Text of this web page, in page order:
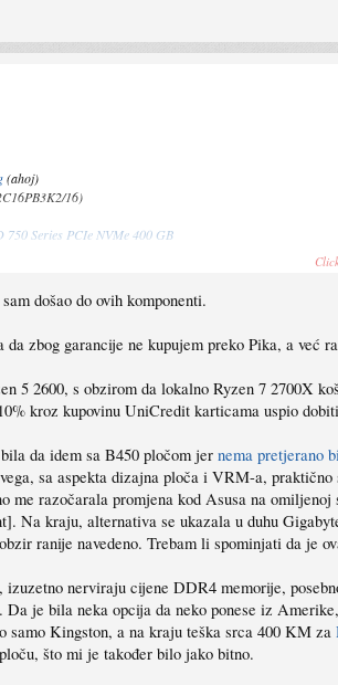
(ahoj)
16)
750 Series PCIe NVMe 400 GB
došao do ovih komponenti.
zbog garancije ne kupujem preko Pika, a
5 2600, s obzirom da lokalno Ryzen 7 2700X
kroz kupovinu UniCredit karticama uspio
da idem sa B450 pločom jer nema pretjerano
sa aspekta dizajna ploča i VRM-a,
me razočarala promjena kod Asusa na
Na kraju, alternativa se ukazala u duhu
ranije navedeno. Trebam li spominjati da je
nerviraju cijene DDR4 memorije,
je bila neka opcija da neko ponese iz
samo Kingston, a na kraju teška srca 400 KM za
što mi je također bilo jako bitno.